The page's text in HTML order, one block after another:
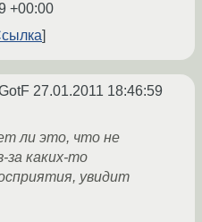
+00:00
27.01.2011 18:46:59
ли это, что не
за каких-то
увидит